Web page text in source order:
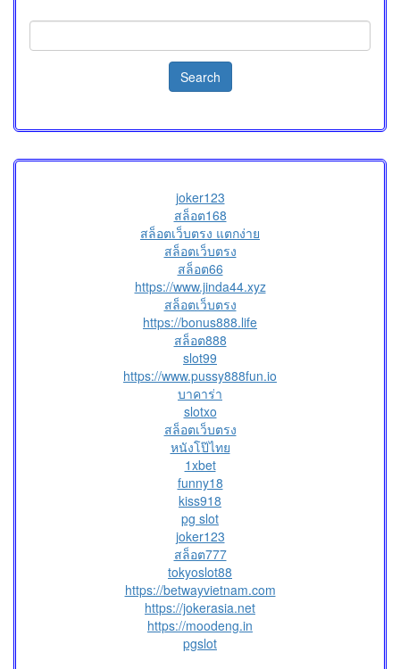
for:
joker123
สล็อต168
สล็อตเว็บตรง แตกง่าย
สล็อตเว็บตรง
สล็อต66
https://www.jinda44.xyz
สล็อตเว็บตรง
https://bonus888.life
สล็อต888
slot99
https://www.pussy888fun.io
บาคาร่า
slotxo
สล็อตเว็บตรง
หนังโป๊ไทย
1xbet
funny18
kiss918
pg slot
joker123
สล็อต777
tokyoslot88
https://betwayvietnam.com
https://jokerasia.net
https://moodeng.in
pgslot